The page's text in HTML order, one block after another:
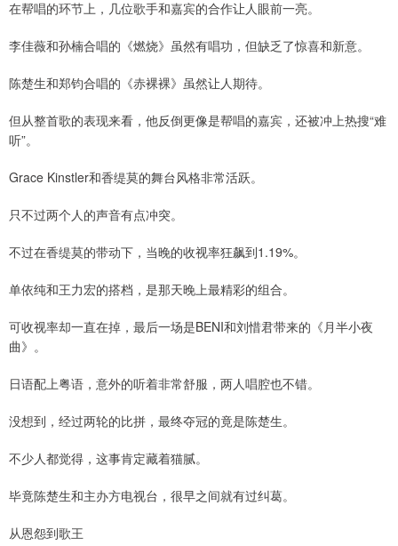
在帮唱的环节上，几位歌手和嘉宾的合作让人眼前一亮。
李佳薇和孙楠合唱的《燃烧》虽然有唱功，但缺乏了惊喜和新意。
陈楚生和郑钧合唱的《赤裸裸》虽然让人期待。
但从整首歌的表现来看，他反倒更像是帮唱的嘉宾，还被冲上热搜“难
听”。
Grace Kinstler和香缇莫的舞台风格非常活跃。
只不过两个人的声音有点冲突。
不过在香缇莫的带动下，当晚的收视率狂飙到1.19%。
单依纯和王力宏的搭档，是那天晚上最精彩的组合。
可收视率却一直在掉，最后一场是BENI和刘惜君带来的《月半小夜
曲》。
日语配上粤语，意外的听着非常舒服，两人唱腔也不错。
没想到，经过两轮的比拼，最终夺冠的竟是陈楚生。
不少人都觉得，这事肯定藏着猫腻。
毕竟陈楚生和主办方电视台，很早之间就有过纠葛。
从恩怨到歌王